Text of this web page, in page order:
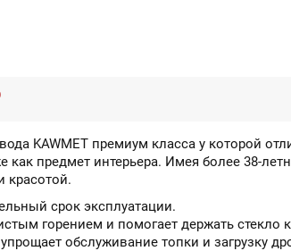
KAWMET премиум класса у которой
предмет интерьера. Имея более 38-
красотой.
срок эксплуатации.
горением и помогает держать
обслуживание топки и загрузку